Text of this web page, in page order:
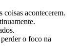
coisas acontecerem.
o foco na